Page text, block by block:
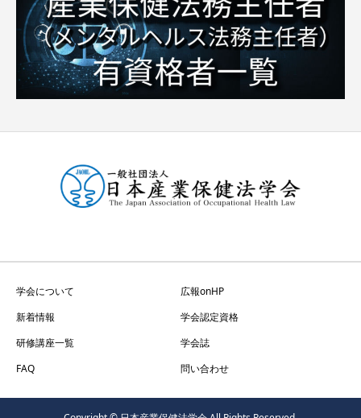
学会について
広報onHP
新着情報
学会認定資格
研修講座一覧
学会誌
FAQ
問い合わせ